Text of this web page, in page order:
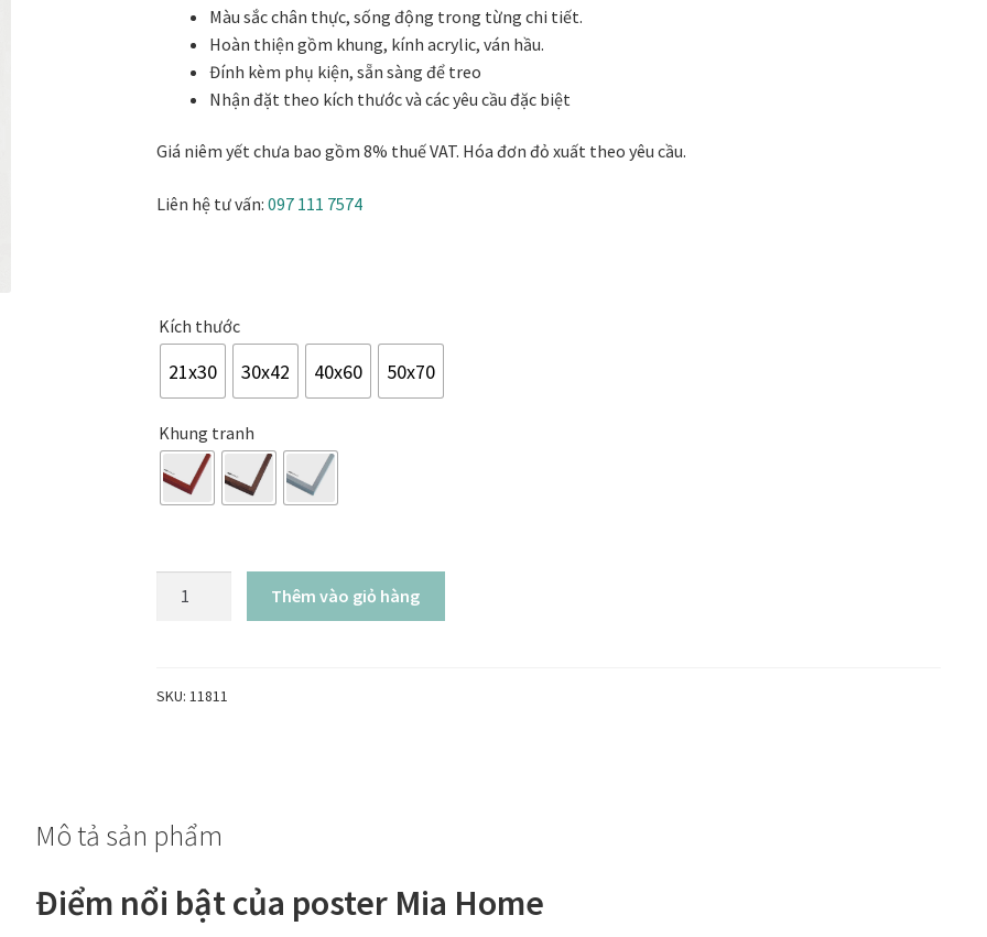
Tranh tặng sếp cao cấpTranh tặng tân giaTranh theo phong cách thiết kế
Tranh treo tườngƯU ĐÃI Vận Chuyển Giao Nhận
1.190.000₫
Màu sắc chân thực, sống động trong từng chi tiết.
Hoàn thiện gồm khung, kính acrylic, ván hầu.
Đính kèm phụ kiện, sẵn sàng để treo
Nhận đặt theo kích thước và các yêu cầu đặc biệt
Giá niêm yết chưa bao gồm 8% thuế VAT. Hóa đơn đỏ xuất theo yêu cầu.
Liên hệ tư vấn: 097 111 7574
Kích thước
21x30 30x42 40x60 50x70
Khung tranh
số
Thêm vào giỏ hàng
SKU: 11811
Mô tả sản phẩm
Điểm nổi bật của poster Mia Home